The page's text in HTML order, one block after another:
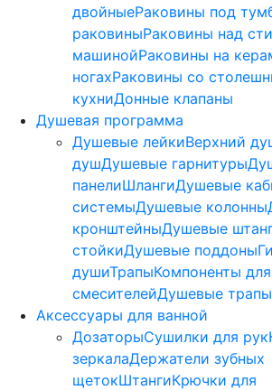
двойныеРаковины под
раковиныРаковины над
машинойРаковины на
ногахРаковины со
кухниДонные клапаны
Душевая программа
Душевые лейкиВерхний
душДушевые гарнитуры
панелиШлангиДушевые
системыДушевые колонны
кронштейныДушевые
стойкиДушевые поддоны
душиТрапыКомпоненты
смесителейДушевые
Аксессуары для ванной
ДозаторыСушилки для рук
зеркалаДержатели зубных
щетокШтангиКрючки для